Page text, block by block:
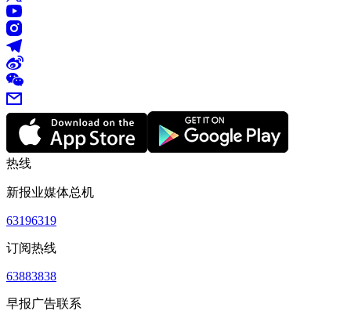
热线
新报业媒体总机
63196319
订阅热线
63883838
早报广告联系